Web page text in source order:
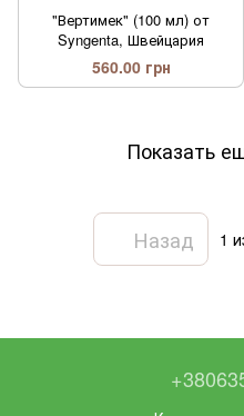
"Вертимек" (100 мл) от
Syngenta, Швейцария
560.00 грн
Показать
Назад 1